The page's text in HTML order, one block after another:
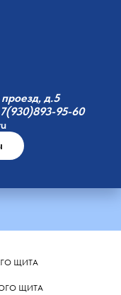
д.5
95-60
ЩИТА
ЩИТА